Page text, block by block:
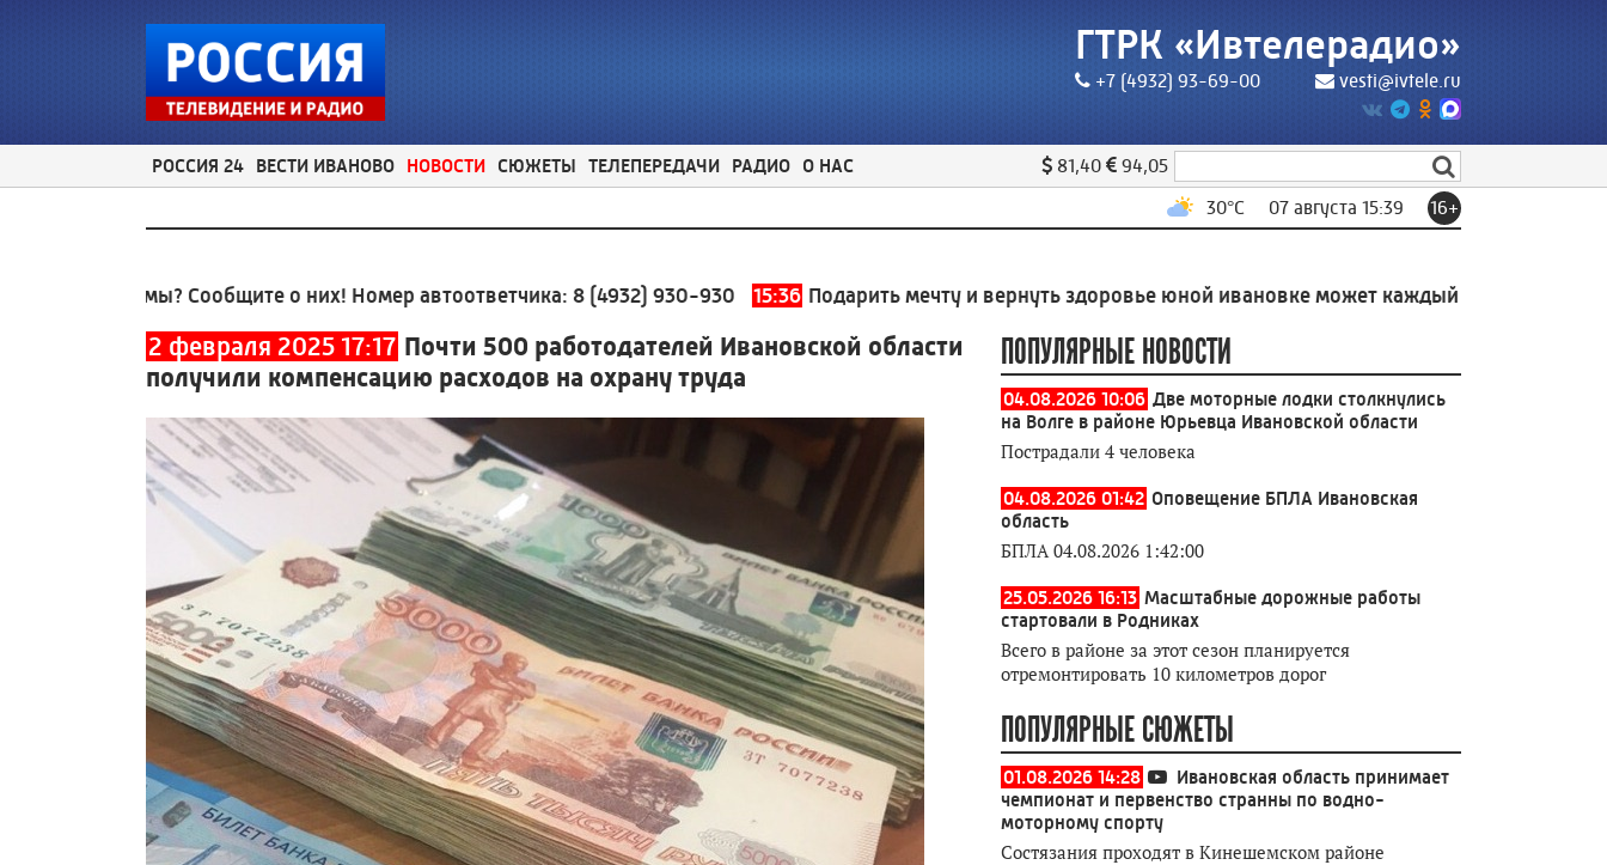
ГТРК «Ивтелерадио»
+7 (4932) 93-69-00 vesti@ivtele.ru
РОССИЯ 24 ВЕСТИ ИВАНОВО НОВОСТИ СЮЖЕТЫ ТЕЛЕПЕРЕДАЧИ РАДИО О НАС 81,40
94,05
30°C 07 августа 15:39 16+
Сообщите о них! Номер автоответчика:8 (4932) 930-930 15:36 Подарить мечту и вернуть здоровье юной ивановке может каждый житель области
2 февраля 2025 17:17 Почти 500 работодателей Ивановской области
получили компенсацию расходов на охрану труда
ПОПУЛЯРНЫЕ НОВОСТИ
04.08.2026 10:06 Две моторные лодки столкнулись
на Волге в районе Юрьевца Ивановской области
Пострадали 4 человека
04.08.2026 01:42 Оповещение БПЛА Ивановская
область
БПЛА 04.08.2026 1:42:00
25.05.2026 16:13 Масштабные дорожные работы
стартовали в Родниках
Всего в районе за этот сезон планируется
отремонтировать 10 километров дорог
ПОПУЛЯРНЫЕ СЮЖЕТЫ
01.08.2026 14:28
Ивановская область принимает
чемпионат и первенство странны по водно-
моторному спорту
Состязания проходят в Кинешемском районе